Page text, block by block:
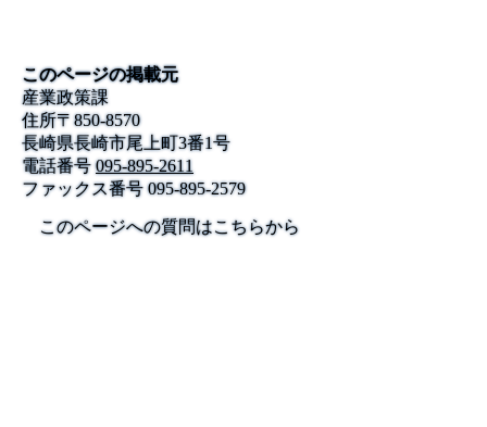
このページの掲載元
産業政策課
住所〒850-8570
長崎県長崎市尾上町3番1号
電話番号 095-895-2611
ファックス番号095-895-2579
このページへの質問はこちらから